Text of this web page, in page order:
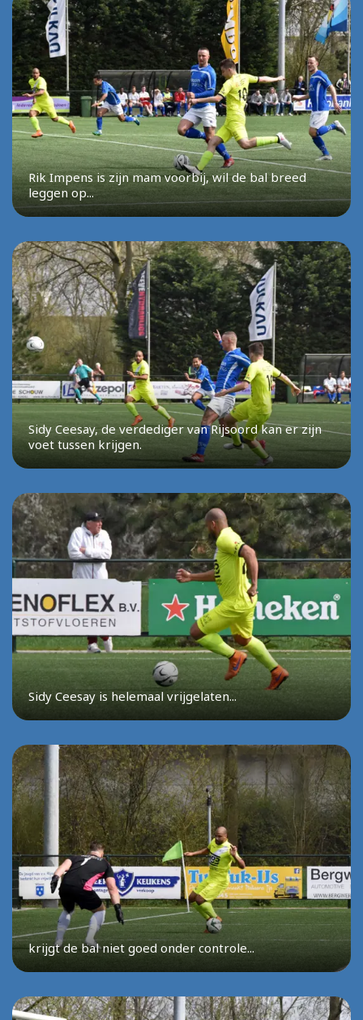
Rik Impens is zijn mam voorbij, wil de bal breed
leggen op...
Sidy Ceesay, de verdediger van Rijsoord kan er zijn
voet tussen krijgen.
Sidy Ceesay is helemaal vrijgelaten...
krijgt de bal niet goed onder controle...